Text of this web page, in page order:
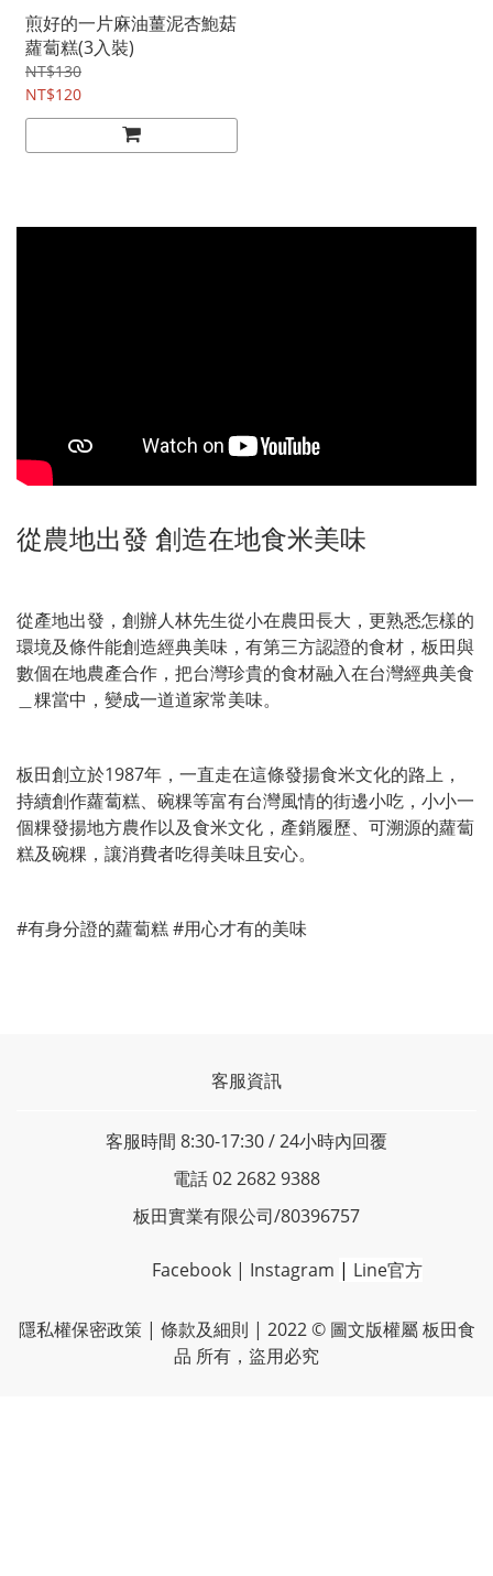
煎好的一片麻油薑泥杏鮑菇
蘿蔔糕(3入裝)
NT$130
NT$120
從農地出發 創造在地食米美味
從產地出發，創辦人林先生從小在農田長大，更熟悉怎樣的
環境及條件能創造經典美味，有第三方認證的食材，板田與
數個在地農產合作，把台灣珍貴的食材融入在台灣經典美食
＿粿當中，變成一道道家常美味。
板田創立於1987年，一直走在這條發揚食米文化的路上，
持續創作蘿蔔糕、碗粿等富有台灣風情的街邊小吃，小小一
個粿發揚地方農作以及食米文化，產銷履歷、可溯源的蘿蔔
糕及碗粿，讓消費者吃得美味且安心。
#有身分證的蘿蔔糕 #用心才有的美味
客服資訊
客服時間 8:30-17:30 / 24小時內回覆
電話 02 2682 9388
板田實業有限公司/80396757
Facebook | Instagram | Line官方
隱私權保密政策| 條款及細則 | 2022 © 圖文版權屬 板田食
品 所有，盜用必究